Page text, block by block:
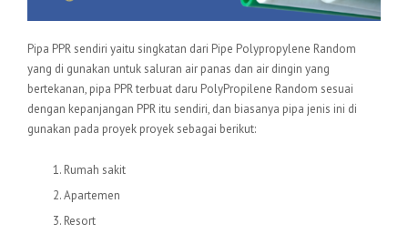
Pipa PPR sendiri yaitu singkatan dari Pipe Polypropylene Random
yang di gunakan untuk saluran air panas dan air dingin yang
bertekanan, pipa PPR terbuat daru PolyPropilene Random sesuai
dengan kepanjangan PPR itu sendiri, dan biasanya pipa jenis ini di
gunakan pada proyek proyek sebagai berikut:
Rumah sakit
Apartemen
Resort